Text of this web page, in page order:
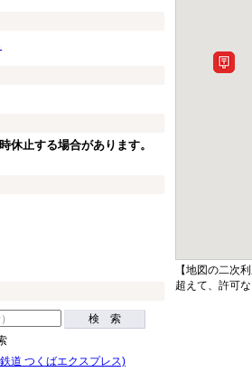
休止する場合があります。
検 索
道 つくばエクスプレス)
【地図の二次
超えて、許可